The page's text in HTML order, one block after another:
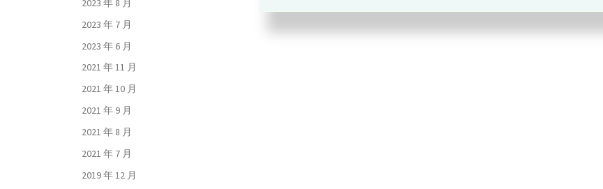
2023 年 8 月
2023 年 7 月
2023 年 6 月
2021 年 11 月
2021 年 10 月
2021 年 9 月
2021 年 8 月
2021 年 7 月
2019 年 12 月